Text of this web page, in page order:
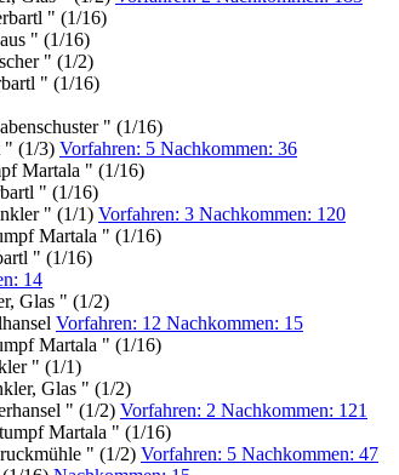
" (1/16)
" (1/16)
" (1/2)
" (1/16)
" (1/16)
" (1/3) Vorfahren: 5 Nachkommen: 36
Martala " (1/16)
" (1/16)
" (1/1) Vorfahren: 3 Nachkommen: 120
Martala " (1/16)
" (1/16)
14
Glas " (1/2)
Vorfahren: 12 Nachkommen: 15
Martala " (1/16)
" (1/1)
Glas " (1/2)
" (1/2) Vorfahren: 2 Nachkommen: 121
Martala " (1/16)
" (1/2) Vorfahren: 5 Nachkommen: 47